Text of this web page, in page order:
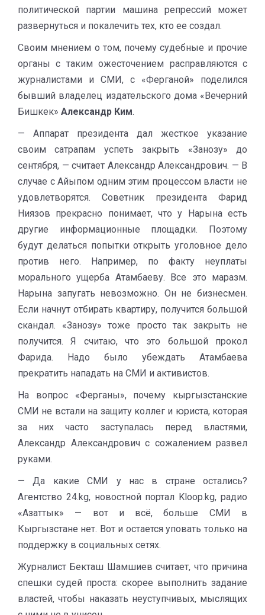
политической партии машина репрессий может
развернуться и покалечить тех, кто ее создал.
Своим мнением о том, почему судебные и прочие
органы с таким ожесточением расправляются с
журналистами и СМИ, с «Ферганой» поделился
бывший владелец издательского дома «Вечерний
Бишкек» Александр Ким.
— Аппарат президента дал жесткое указание
своим сатрапам успеть закрыть «Занозу» до
сентября, — считает Александр Александрович. — В
случае с Айыпом одним этим процессом власти не
удовлетворятся. Советник президента Фарид
Ниязов прекрасно понимает, что у Нарына есть
другие информационные площадки. Поэтому
будут делаться попытки открыть уголовное дело
против него. Например, по факту неуплаты
морального ущерба Атамбаеву. Все это маразм.
Нарына запугать невозможно. Он не бизнесмен.
Если начнут отбирать квартиру, получится большой
скандал. «Занозу» тоже просто так закрыть не
получится. Я считаю, что это большой прокол
Фарида. Надо было убеждать Атамбаева
прекратить нападать на СМИ и активистов.
На вопрос «Ферганы», почему кыргызстанские
СМИ не встали на защиту коллег и юриста, которая
за них часто заступалась перед властями,
Александр Александрович с сожалением развел
руками.
— Да какие СМИ у нас в стране остались?
Агентство 24.kg, новостной портал Kloop.kg, радио
«Азаттык» — вот и всё, больше СМИ в
Кыргызстане нет. Вот и остается уповать только на
поддержку в социальных сетях.
Журналист Бекташ Шамшиев считает, что причина
спешки судей проста: скорее выполнить задание
властей, чтобы наказать неуступчивых, мыслящих